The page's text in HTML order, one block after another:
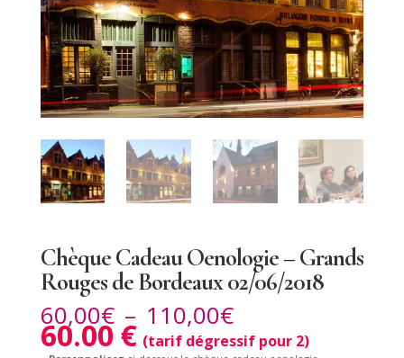
Chèque Cadeau Oenologie – Grands
Rouges de Bordeaux 02/06/2018
60,00€ – 110,00€Plage
de
prix :
60.00 € (tarif dégressif pour 2)